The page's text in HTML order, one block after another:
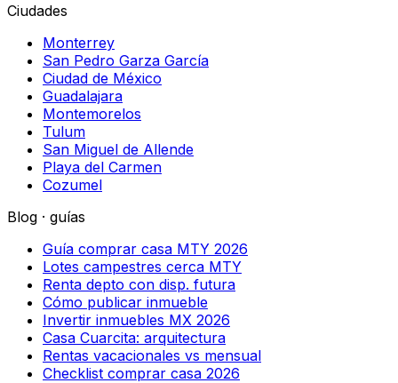
Ciudades
Monterrey
San Pedro Garza García
Ciudad de México
Guadalajara
Montemorelos
Tulum
San Miguel de Allende
Playa del Carmen
Cozumel
Blog · guías
Guía comprar casa MTY 2026
Lotes campestres cerca MTY
Renta depto con disp. futura
Cómo publicar inmueble
Invertir inmuebles MX 2026
Casa Cuarcita: arquitectura
Rentas vacacionales vs mensual
Checklist comprar casa 2026